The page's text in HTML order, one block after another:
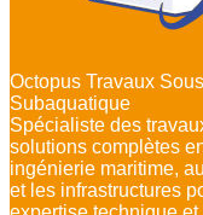
Octopus Travaux
Subaquatique
Spécialiste des
solutions complètes
ingénierie maritime,
et les infrastructures